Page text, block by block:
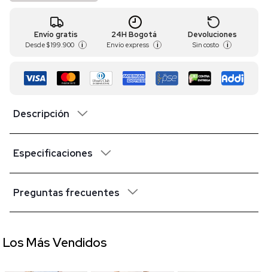
Envío gratis
Desde $ 199.900 i
24H Bogotá
Envío express i
Devoluciones
Sin costo i
Descripción
Especificaciones
Preguntas frecuentes
Los Más Vendidos